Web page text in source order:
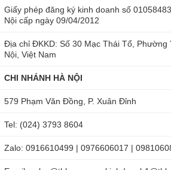
Giấy phép đăng ký kinh doanh số
Nội cấp ngày 09/04/2012
Địa chỉ ĐKKD: Số 30 Mạc Thái Tổ, Phường
Nội, Việt Nam
CHI NHÁNH HÀ NỘI
579 Phạm Văn Đồng, P. Xuân Đỉnh
Tel: (024) 3793 8604
Zalo: 0916610499 | 0976606017 |